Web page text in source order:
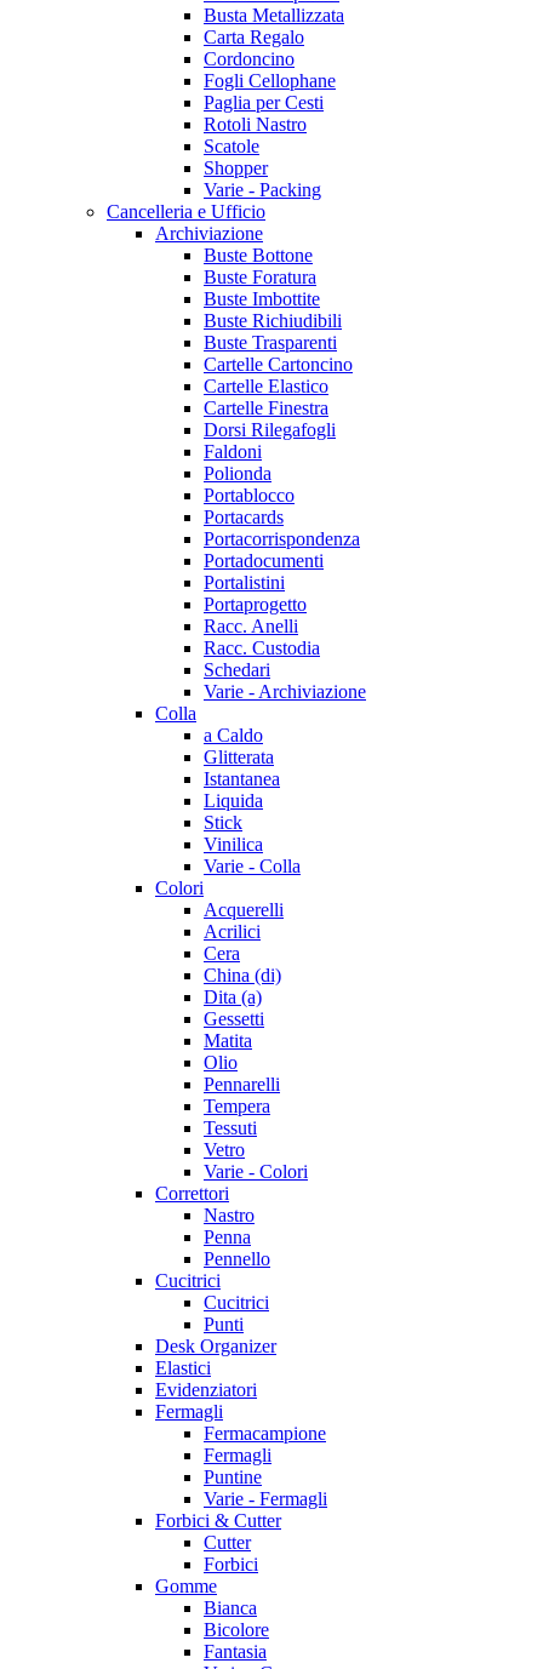
Busta Metallizzata
Carta Regalo
Cordoncino
Fogli Cellophane
Paglia per Cesti
Rotoli Nastro
Scatole
Shopper
Varie - Packing
Cancelleria e Ufficio
Archiviazione
Buste Bottone
Buste Foratura
Buste Imbottite
Buste Richiudibili
Buste Trasparenti
Cartelle Cartoncino
Cartelle Elastico
Cartelle Finestra
Dorsi Rilegafogli
Faldoni
Polionda
Portablocco
Portacards
Portacorrispondenza
Portadocumenti
Portalistini
Portaprogetto
Racc. Anelli
Racc. Custodia
Schedari
Varie - Archiviazione
Colla
a Caldo
Glitterata
Istantanea
Liquida
Stick
Vinilica
Varie - Colla
Colori
Acquerelli
Acrilici
Cera
China (di)
Dita (a)
Gessetti
Matita
Olio
Pennarelli
Tempera
Tessuti
Vetro
Varie - Colori
Correttori
Nastro
Penna
Pennello
Cucitrici
Cucitrici
Punti
Desk Organizer
Elastici
Evidenziatori
Fermagli
Fermacampione
Fermagli
Puntine
Varie - Fermagli
Forbici & Cutter
Cutter
Forbici
Gomme
Bianca
Bicolore
Fantasia